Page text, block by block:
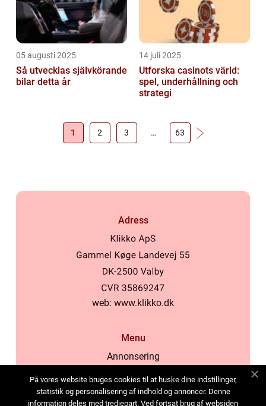
05 augusti 2025
Så utvecklas självkörande
bilar detta år
14 juli 2025
Utforska casinots värld:
spel, underhållning och
strategi
1 2 3 … 63
Adress
web: www.klikko.dk
Menu
Annonsering
Cookies
På vores website bruges cookies til at huske dine indstillinger,
statistik og personalisering af indhold og annoncer. Denne
information deles med tredjepart. Ved fortsat brug af websiden